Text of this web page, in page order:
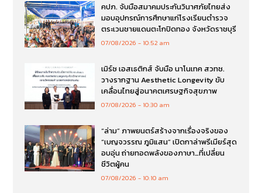
คปภ. จับมือสมาคมประกันวินาศภัยไทยส่ง
มอบอุปกรณ์การศึกษาแก่โรงเรียนตำรวจ
ตระเวนชายแดนตะโกปิดทอง จังหวัดราชบุรี
07/08/2026 10:52 am
เมิร์ซ เอสเธติกส์ จับมือ นาโนเทค สวทช.
วางรากฐาน Aesthetic Longevity ขับ
เคลื่อนไทยสู่อนาคตเศรษฐกิจสุขภาพ
07/08/2026 10:30 am
“ล่าม” ภาพยนตร์สร้างจากเรื่องจริงของ
“เบญจวรรณ ภูมิแสน” เปิดกาล่าพรีเมียร์สุด
อบอุ่น ถ่ายทอดพลังของภาษา…ที่เปลี่ยน
ชีวิตผู้คน
07/08/2026 10:10 am